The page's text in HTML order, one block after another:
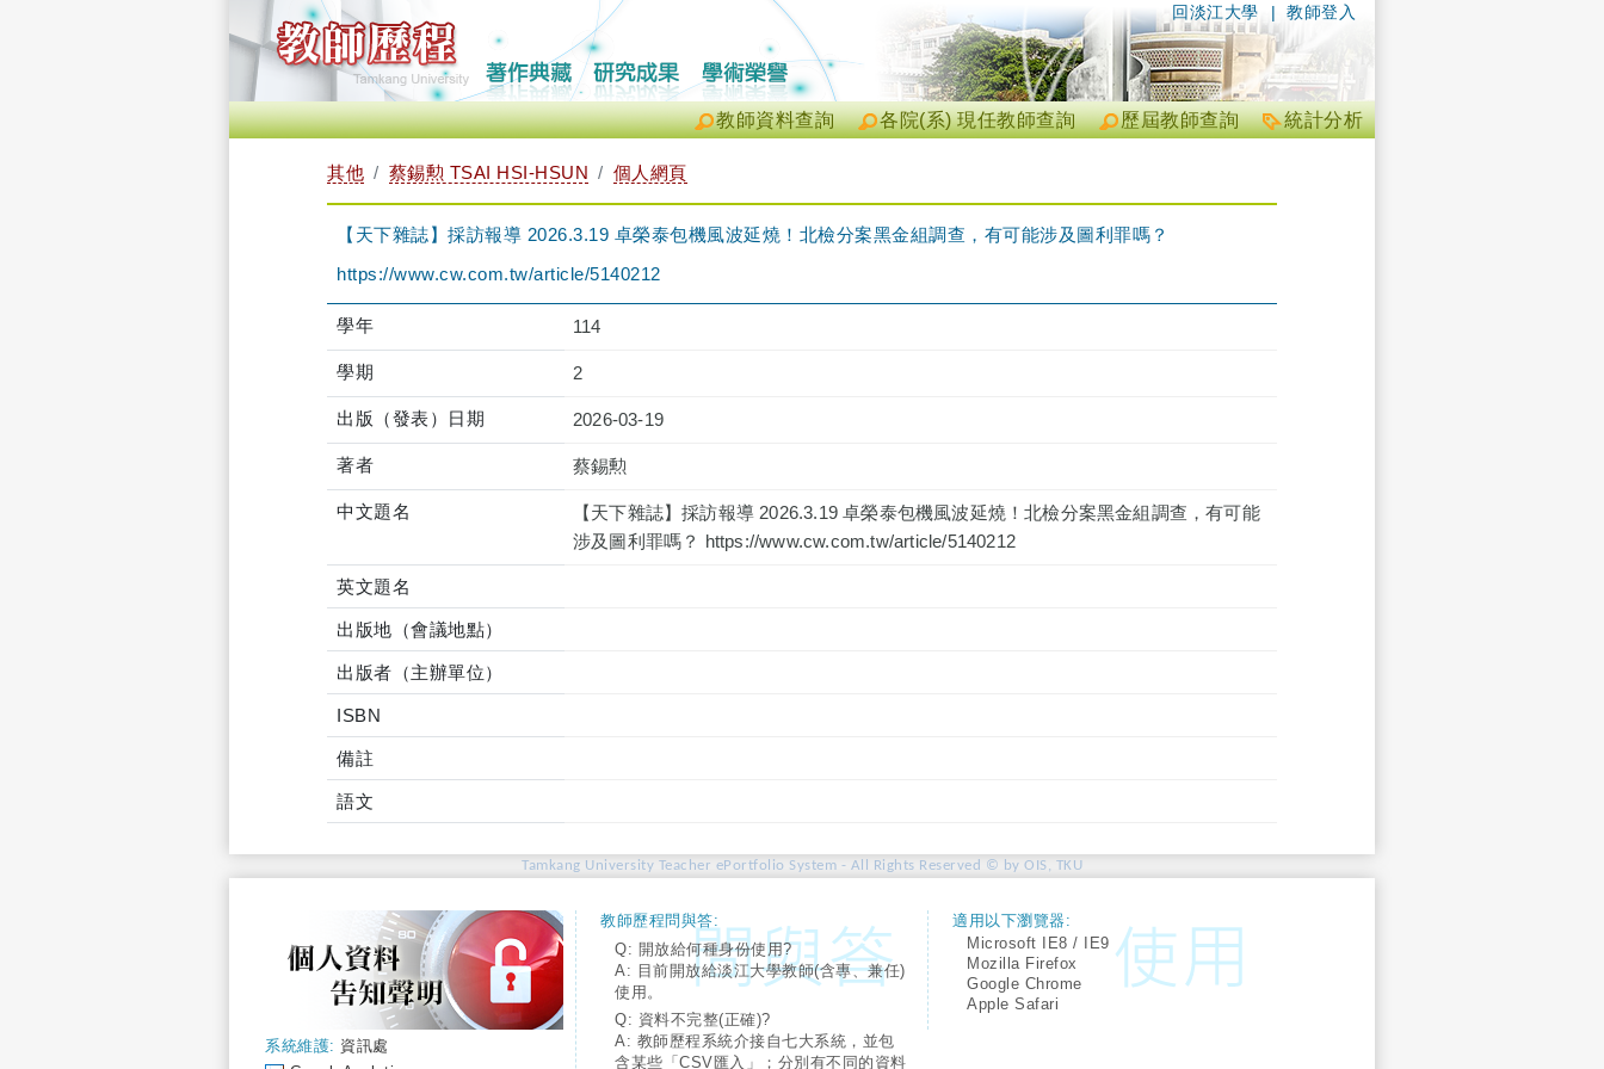
| 教師登入
回淡江大學
統計分析
歷屆教師查詢
各院(系) 現任教師查詢
教師資料查詢
其他 蔡錫勲 TSAI HSI-HSUN 個人網頁
【天下雜誌】採訪報導 2026.3.19 卓榮泰包機風波延燒！北檢分案黑金組調查，有可能涉及圖利罪嗎？
https://www.cw.com.tw/article/5140212
學年 114
學期 2
出版（發表）日期 2026-03-19
著者 蔡錫勲
中文題名
【天下雜誌】採訪報導 2026.3.19 卓榮泰包機風波延燒！北檢分案黑金組調查，有可能
涉及圖利罪嗎？ https://www.cw.com.tw/article/5140212
英文題名
出版地（會議地點）
出版者（主辦單位）
ISBN
備註
語文
Tamkang University Teacher ePortfolio System - All Rights Reserved © by OIS, TKU
系統維護: 資訊處
教師歷程問與答:
Q: 開放給何種身份使用?
A: 目前開放給淡江大學教師(含專、兼任)
使用。
Q: 資料不完整(正確)?
A: 教師歷程系統介接自七大系統，並包
含某些「CSV匯入」；分別有不同的資料
適用以下瀏覽器:
Microsoft IE8 / IE9
Mozilla Firefox
Google Chrome
Apple Safari